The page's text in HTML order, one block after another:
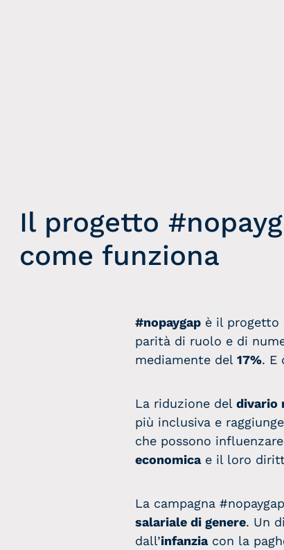
Il progetto
come funziona
#nopaygapè il progetto
parità di ruolo e di
mediamente del 17%. E
La riduzione del divario
più inclusiva e
che possono
economicae il loro
La campagna
salariale di genere. Un
dall’infanziacon la